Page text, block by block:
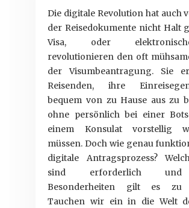
Die digitale Revolution hat auch
der Reisedokumente nicht Halt
Visa, oder
revolutionieren den oft
der Visumbeantragung. Sie
Reisenden, ihre
bequem von zu Hause aus zu
ohne persönlich bei einer
einem Konsulat vorstellig
müssen. Doch wie genau
digitale Antragsprozess?
sind erforderlich und
Besonderheiten gilt es zu
Tauchen wir ein in die Welt